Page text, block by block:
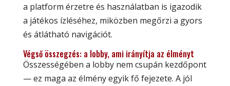
a platform érzetre és használatban is igazodik
a játékos ízléséhez, miközben megőrzi a gyors
és átlátható navigációt.
Végső összegzés: a lobby, ami irányítja az élményt
Összességében a lobby nem csupán kezdőpont
— ez maga az élmény egyik fő fejezete. A jól